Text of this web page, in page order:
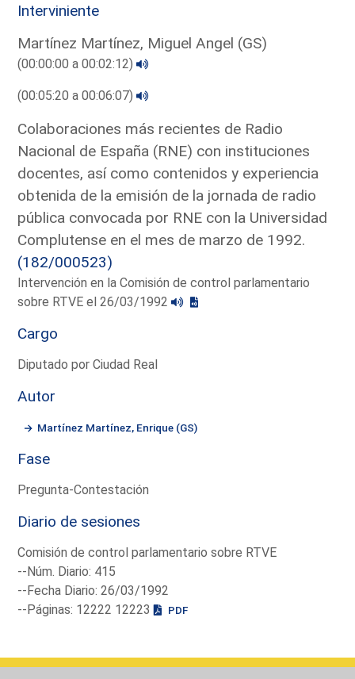
Interviniente
Martínez Martínez, Miguel Angel (GS)
(00:00:00 a 00:02:12)
(00:05:20 a 00:06:07)
Colaboraciones más recientes de Radio
Nacional de España (RNE) con instituciones
docentes, así como contenidos y experiencia
obtenida de la emisión de la jornada de radio
pública convocada por RNE con la Universidad
Complutense en el mes de marzo de 1992.
(182/000523)
Intervención en la Comisión de control parlamentario
sobre RTVE el 26/03/1992
Cargo
Diputado por Ciudad Real
Autor
Martínez Martínez, Enrique (GS)
Fase
Pregunta-Contestación
Diario de sesiones
Comisión de control parlamentario sobre RTVE
--Núm. Diario: 415
--Fecha Diario: 26/03/1992
--Páginas: 12222 12223
PDF